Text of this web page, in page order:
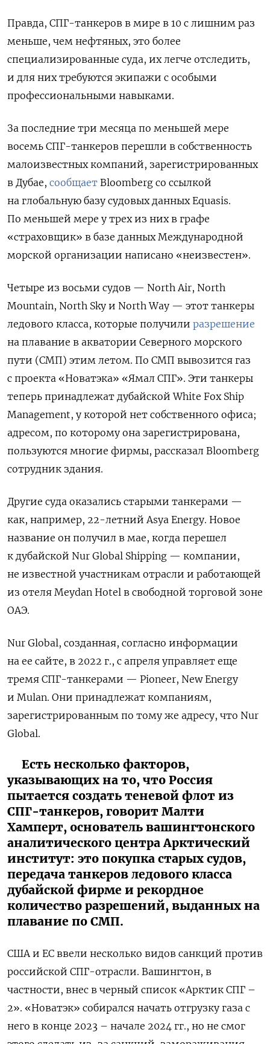
Правда, СПГ-танкеров в мире в 10 с лишним раз
меньше, чем нефтяных, это более
специализированные суда, их легче отследить,
и для них требуются экипажи с особыми
профессиональными навыками.
За последние три месяца по меньшей мере
восемь СПГ-танкеров перешли в собственность
малоизвестных компаний, зарегистрированных
в Дубае, сообщает Bloomberg со ссылкой
на глобальную базу судовых данных Equasis.
По меньшей мере у трех из них в графе
«страховщик» в базе данных Международной
морской организации написано «неизвестен».
Четыре из восьми судов — North Air, North
Mountain, North Sky и North Way — этот танкеры
ледового класса, которые получили разрешение
на плавание в акватории Северного морского
пути (СМП) этим летом. По СМП вывозится газ
с проекта «Новатэка» «Ямал СПГ». Эти танкеры
теперь принадлежат дубайской White Fox Ship
Management, у которой нет собственного офиса;
адресом, по которому она зарегистрирована,
пользуются многие фирмы, рассказал Bloomberg
сотрудник здания.
Другие суда оказались старыми танкерами —
как, например, 22-летний Asya Energy. Новое
название он получил в мае, когда перешел
к дубайской Nur Global Shipping — компании,
не известной участникам отрасли и работающей
из отеля Meydan Hotel в свободной торговой зоне
ОАЭ.
Nur Global, созданная, согласно информации
на ее сайте, в 2022 г., с апреля управляет еще
тремя СПГ-танкерами — Pioneer, New Energy
и Mulan. Они принадлежат компаниям,
зарегистрированным по тому же адресу, что Nur
Global.
Есть несколько факторов,
указывающих на то, что Россия
пытается создать теневой флот из
СПГ-танкеров, говорит Малти
Хамперт, основатель вашингтонского
аналитического центра Арктический
институт: это покупка старых судов,
передача танкеров ледового класса
дубайской фирме и рекордное
количество разрешений, выданных на
плавание по СМП.
США и ЕС ввели несколько видов санкций против
российской СПГ-отрасли. Вашингтон, в
частности, внес в черный список «Арктик СПГ –
2». «Новатэк» собирался начать отгрузку газа с
него в конце 2023 – начале 2024 гг., но не смог